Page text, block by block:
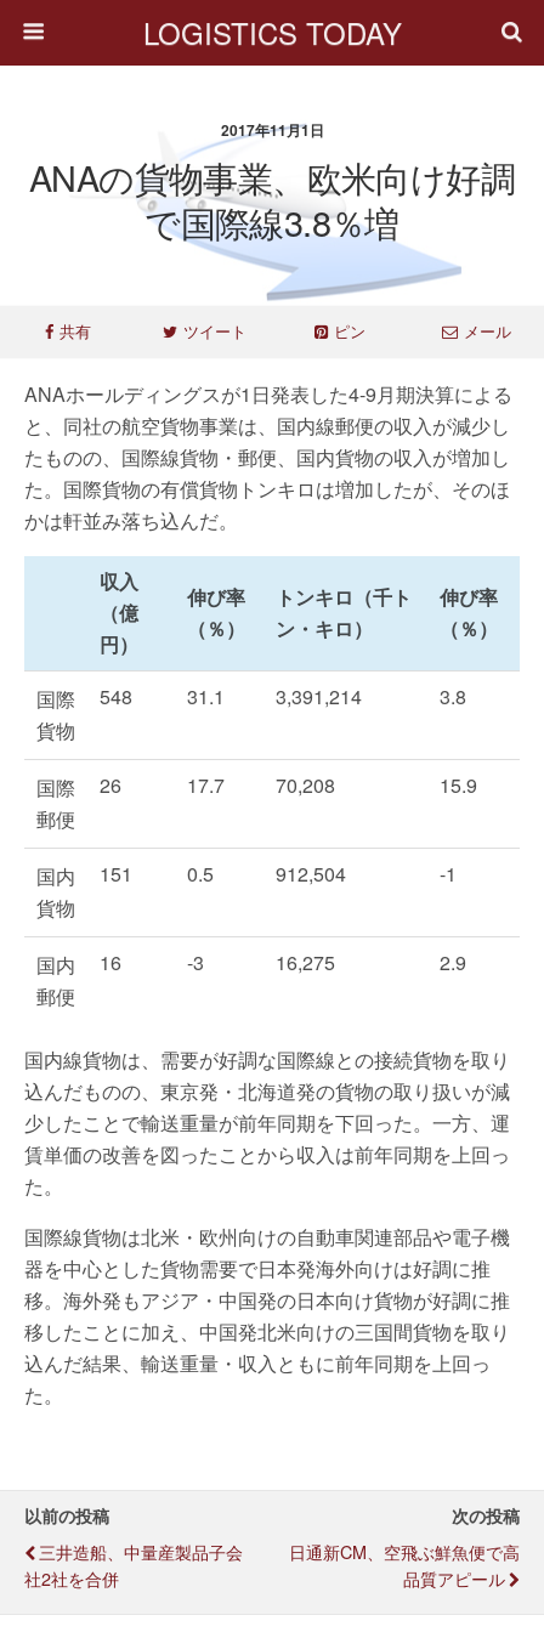
LOGISTICS TODAY
2017年11月1日
ANAの貨物事業、欧米向け好調
で国際線3.8％増
共有 ツイート ピン メール
ANAホールディングスが1日発表した4-9月期決算による
と、同社の航空貨物事業は、国内線郵便の収入が減少し
たものの、国際線貨物・郵便、国内貨物の収入が増加し
た。国際貨物の有償貨物トンキロは増加したが、そのほ
かは軒並み落ち込んだ。
収入
（億
円）
伸び率
（％）
トンキロ（千ト
ン・キロ）
伸び率
（％）
国際
貨物
548 31.1 3,391,214 3.8
国際
郵便
26 17.7 70,208 15.9
国内
貨物
151 0.5 912,504 -1
国内
郵便
16 -3 16,275 2.9
国内線貨物は、需要が好調な国際線との接続貨物を取り
込んだものの、東京発・北海道発の貨物の取り扱いが減
少したことで輸送重量が前年同期を下回った。一方、運
賃単価の改善を図ったことから収入は前年同期を上回っ
た。
国際線貨物は北米・欧州向けの自動車関連部品や電子機
器を中心とした貨物需要で日本発海外向けは好調に推
移。海外発もアジア・中国発の日本向け貨物が好調に推
移したことに加え、中国発北米向けの三国間貨物を取り
込んだ結果、輸送重量・収入ともに前年同期を上回っ
た。
以前の投稿
三井造船、中量産製品子会
社2社を合併
次の投稿
日通新CM、空飛ぶ鮮魚便で高
品質アピール